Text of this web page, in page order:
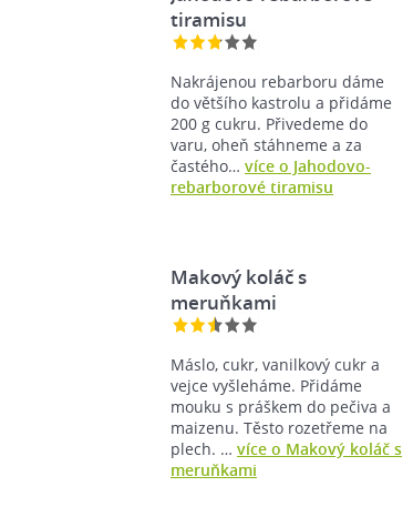
tiramisu
Nakrájenou rebarboru dáme
do většího kastrolu a přidáme
200 g cukru. Přivedeme do
varu, oheň stáhneme a za
častého… více o Jahodovo-
rebarborové tiramisu
Makový koláč s
meruňkami
Máslo, cukr, vanilkový cukr a
vejce vyšleháme. Přidáme
mouku s práškem do pečiva a
maizenu. Těsto rozetřeme na
plech. … více o Makový koláč s
meruňkami